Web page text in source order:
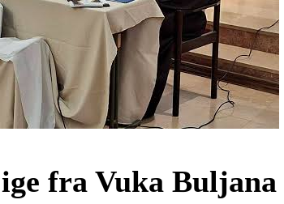
fra Vuka Buljana